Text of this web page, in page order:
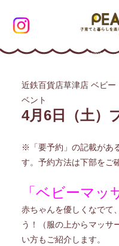
近鉄百貨店草津店 ベビ
ベント
4月6日（土）
※「要予約」の記載があ
す。予約方法は下部をご
「ベビーマッ
赤ちゃんを優しくなでて
う！（服の上からマッサ
い方もご紹介します。